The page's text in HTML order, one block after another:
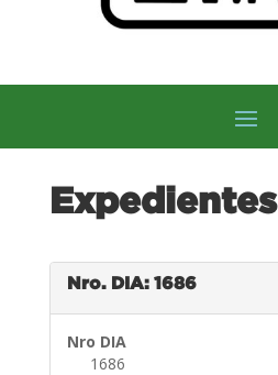
Expedientes
Nro. DIA: 1686
Nro DIA
1686